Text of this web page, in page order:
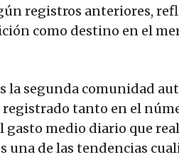
registros anteriores,
como destino en el
la segunda comunidad
tanto en el
medio diario que
una de las tendencias